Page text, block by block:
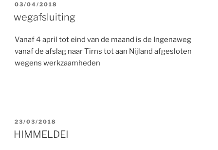
GEPLAATST
03/04/2018
wegafsluiting
Vanaf 4 april tot eind van de maand is de Ingenaweg
vanaf de afslag naar Tirns tot aan Nijland afgesloten
wegens werkzaamheden
GEPLAATST
OP
23/03/2018
HIMMELDEI